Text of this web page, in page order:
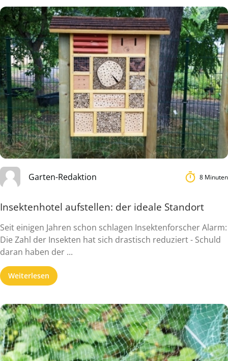
Garten-Redaktion 8 Minuten
Insektenhotel aufstellen: der ideale Standort
Seit einigen Jahren schon schlagen Insektenforscher Alarm:
Die Zahl der Insekten hat sich drastisch reduziert - Schuld
daran haben der ...
Weiterlesen